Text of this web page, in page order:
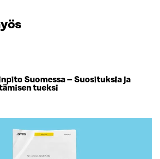
Suomessa – Suosituksia ja
tueksi